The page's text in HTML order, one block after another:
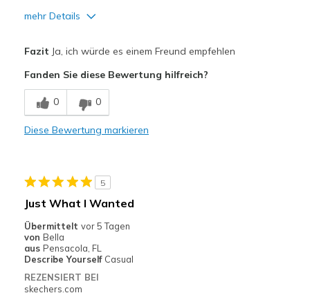
mehr Details
Breathe Well
Comfortable
Geeignete Verwendung
Going Out
Fazit Ja, ich würde es einem Freund empfehlen
Fanden Sie diese Bewertung hilfreich?
0 0
Diese Bewertung markieren
5
Just What I Wanted
Übermittelt vor 5 Tagen
von Bella
aus Pensacola, FL
Describe Yourself Casual
REZENSIERT BEI
skechers.com